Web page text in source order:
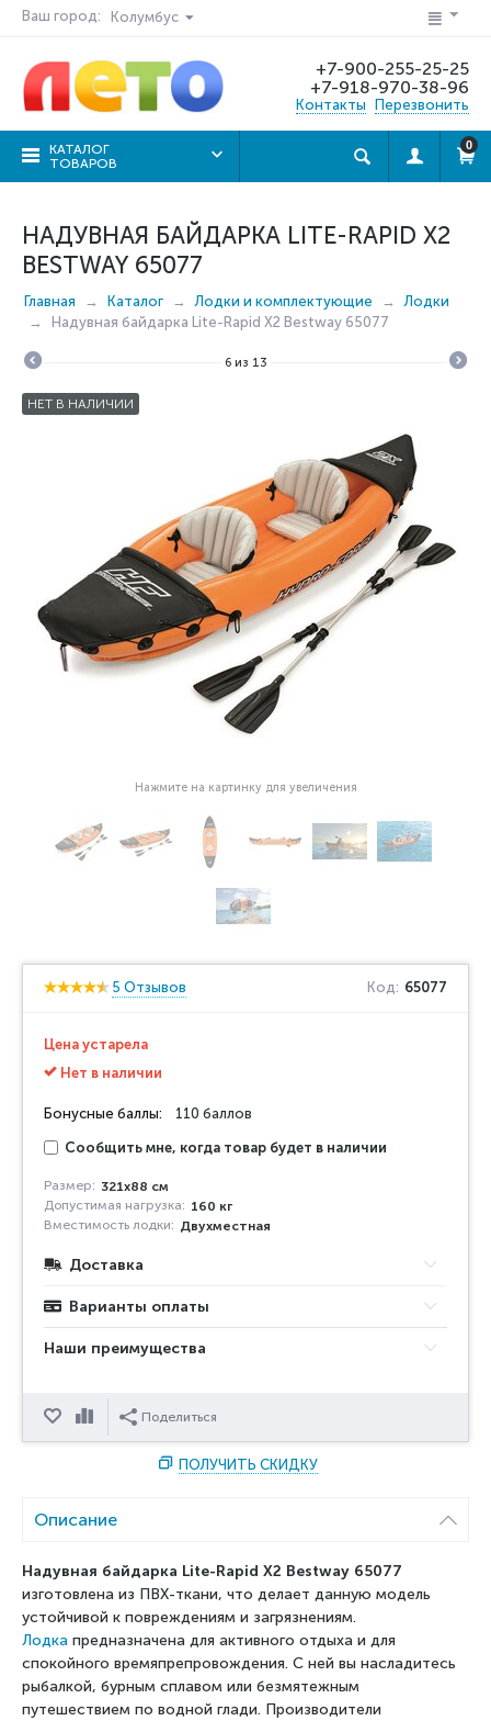
Ваш город: Колумбус
+7-900-255-25-25
+7-918-970-38-96
Контакты Перезвонить
КАТАЛОГ
ТОВАРОВ
0
НАДУВНАЯ БАЙДАРКА LITE-RAPID X2
BESTWAY 65077
Главная Каталог Лодки и комплектующие
Лодки
Надувная байдарка Lite-Rapid X2 Bestway 65077
6 из 13
НЕТ В НАЛИЧИИ
Нажмите на картинку для увеличения
5 Отзывов Код: 65077
Цена устарела
Нет в наличии
Бонусные баллы: 110 баллов
Сообщить мне, когда товар будет в наличии
Размер: 321х88 см
Допустимая нагрузка: 160 кг
Вместимость лодки: Двухместная
Доставка
Варианты оплаты
Наши преимущества
ОтложитьСравнитьПоделиться
ПОЛУЧИТЬ СКИДКУ
Описание
Надувная байдарка Lite-Rapid X2 Bestway 65077
изготовлена из ПВХ-ткани, что делает данную модель
устойчивой к повреждениям и загрязнениям.
Лодка предназначена для активного отдыха и для
спокойного времяпрепровождения. С ней вы насладитесь
рыбалкой, бурным сплавом или безмятежным
путешествием по водной глади. Производители